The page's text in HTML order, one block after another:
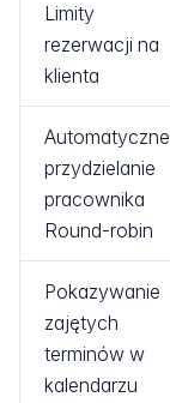
Limity
rezerwacji na
klienta
Automatyczne
przydzielanie
pracownika
Round-robin
Pokazywanie
zajętych
terminów w
kalendarzu